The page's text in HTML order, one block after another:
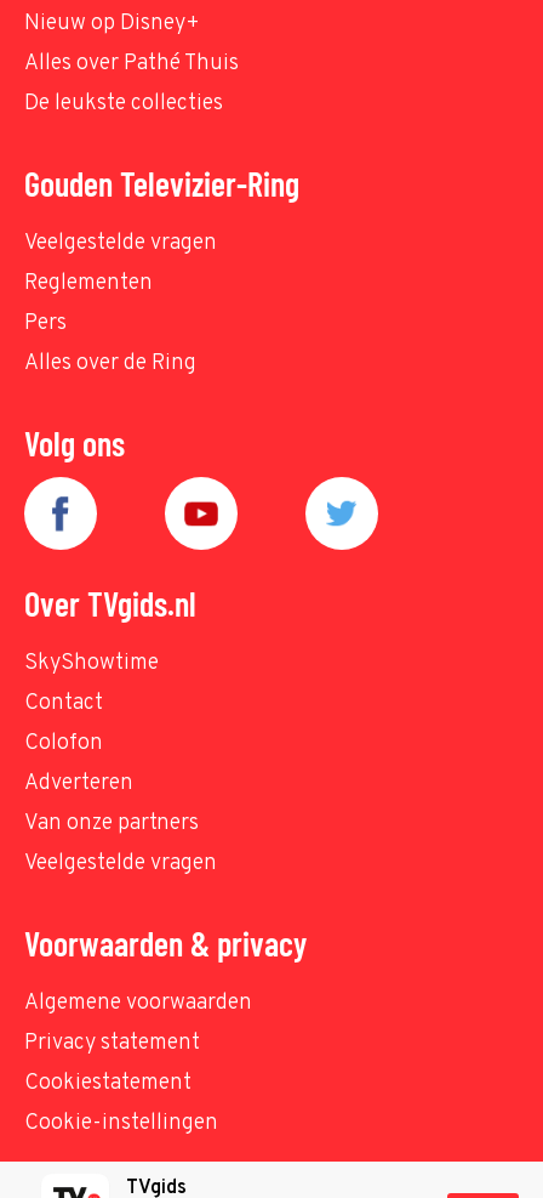
Nieuw op Disney+
Alles over Pathé Thuis
De leukste collecties
Gouden Televizier-Ring
Veelgestelde vragen
Reglementen
Pers
Alles over de Ring
Volg ons
Over TVgids.nl
SkyShowtime
Contact
Colofon
Adverteren
Van onze partners
Veelgestelde vragen
Voorwaarden & privacy
Algemene voorwaarden
Privacy statement
Cookiestatement
Cookie-instellingen
TVgids